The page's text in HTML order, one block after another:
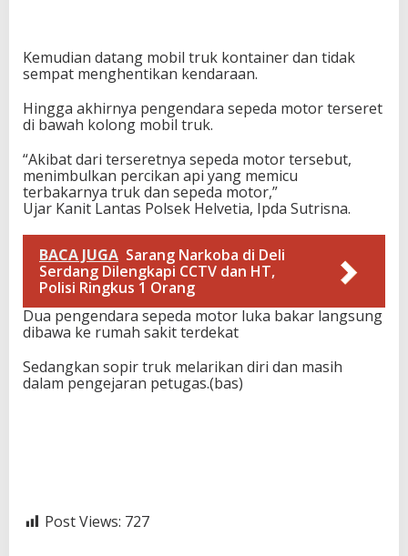
Kemudian datang mobil truk kontainer dan tidak
sempat menghentikan kendaraan.
Hingga akhirnya pengendara sepeda motor terseret
di bawah kolong mobil truk.
“Akibat dari terseretnya sepeda motor tersebut,
menimbulkan percikan api yang memicu
terbakarnya truk dan sepeda motor,”
Ujar Kanit Lantas Polsek Helvetia, Ipda Sutrisna.
BACA JUGA Sarang Narkoba di Deli
Serdang Dilengkapi CCTV dan HT,
Polisi Ringkus 1 Orang
Dua pengendara sepeda motor luka bakar langsung
dibawa ke rumah sakit terdekat
Sedangkan sopir truk melarikan diri dan masih
dalam pengejaran petugas.(bas)
Post Views: 727